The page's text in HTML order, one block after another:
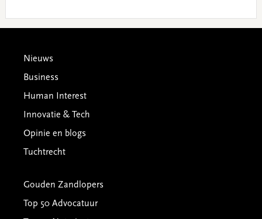
Footer
Nieuws
Business
Human Interest
Innovatie & Tech
Opinie en blogs
Tuchtrecht
Gouden Zandlopers
Top 50 Advocatuur